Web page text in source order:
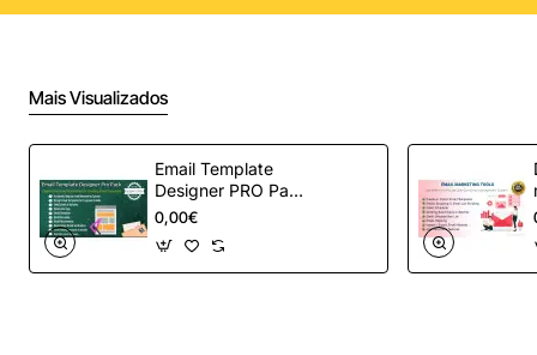
Mais Visualizados
Email Template
Designer PRO Pack
– Automação de e-
mail definitiva para
OpenCart
0,00€